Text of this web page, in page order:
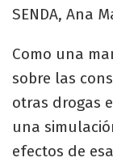
SENDA, Ana
Como una
sobre las
otras drogas
una
efectos de